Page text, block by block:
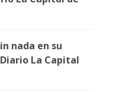
nada en su
La Capital